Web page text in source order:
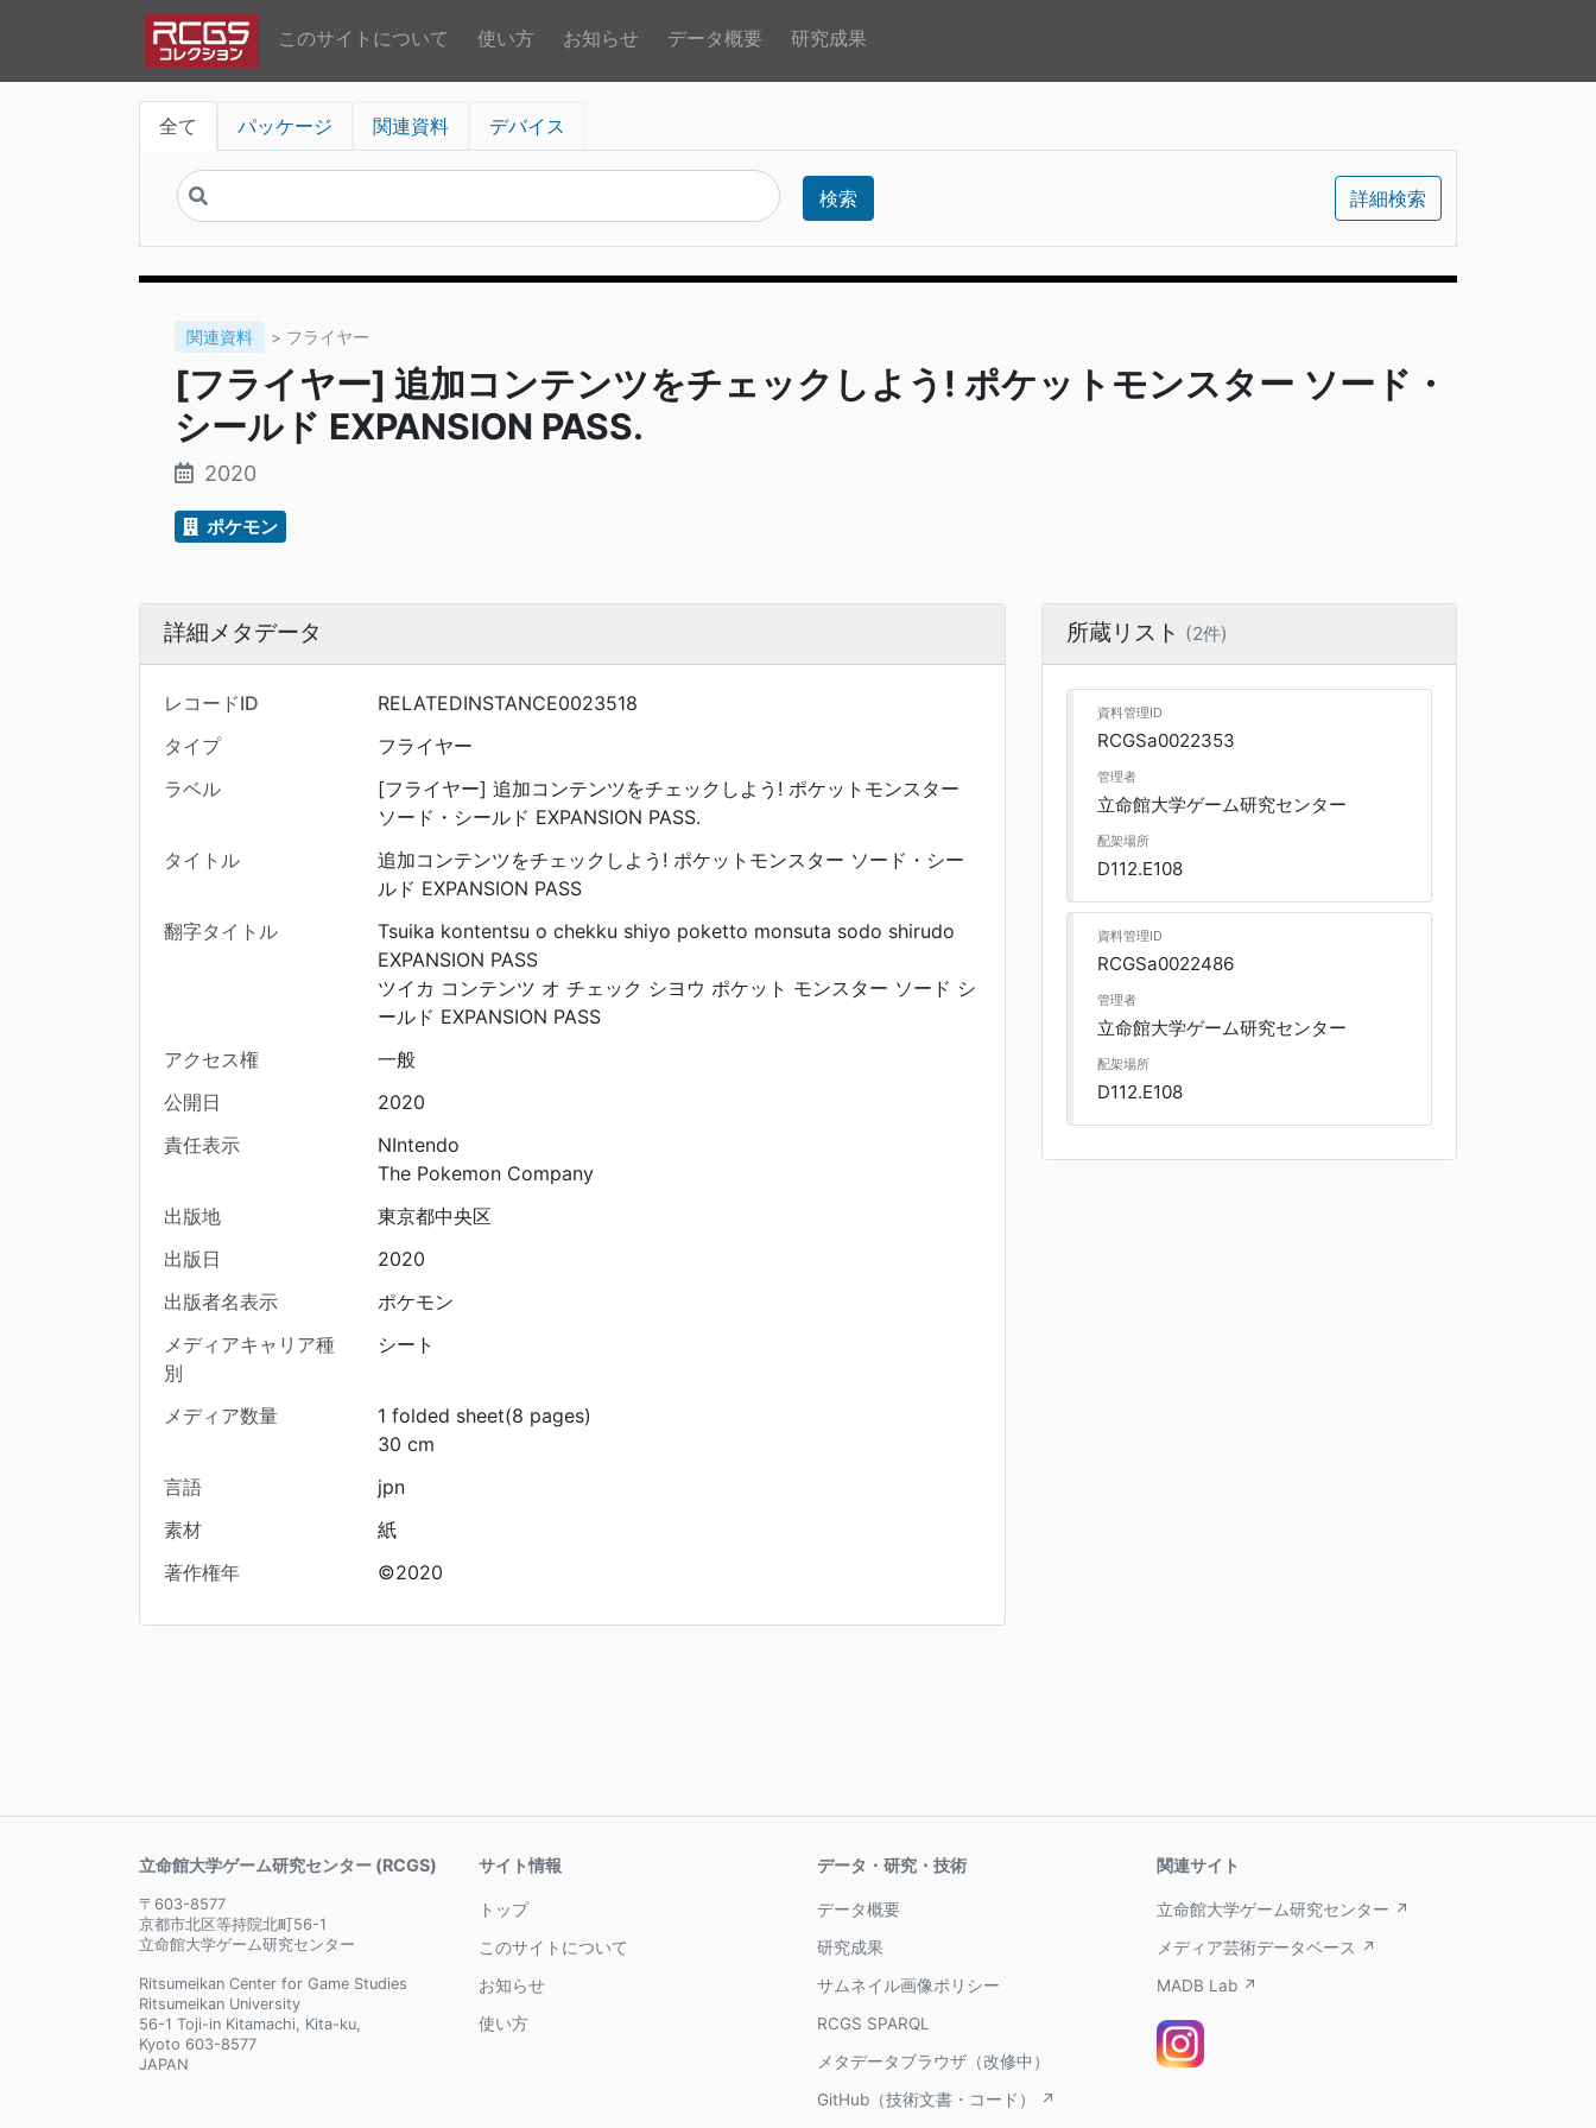
このサイトについて 使い方 お知らせ データ概要 研究成果
全て パッケージ 関連資料 デバイス
検索 詳細検索
関連資料 > フライヤー
[フライヤー] 追加コンテンツをチェックしよう! ポケットモンスター ソード・
シールド EXPANSION PASS.
2020
ポケモン
詳細メタデータ
レコードID
RELATEDINSTANCE0023518
タイプ
フライヤー
ラベル
[フライヤー] 追加コンテンツをチェックしよう! ポケットモンスター
ソード・シールド EXPANSION PASS.
タイトル
追加コンテンツをチェックしよう! ポケットモンスター ソード・シー
ルド EXPANSION PASS
翻字タイトル
Tsuika kontentsu o chekku shiyo poketto monsuta sodo shirudo
EXPANSION PASS
ツイカ コンテンツ オ チェック シヨウ ポケット モンスター ソード シ
ールド EXPANSION PASS
アクセス権
一般
公開日
2020
責任表示
NIntendo
The Pokemon Company
出版地
東京都中央区
出版日
2020
出版者名表示
ポケモン
メディアキャリア種
別
シート
メディア数量
1 folded sheet(8 pages)
30 cm
言語
jpn
素材
紙
著作権年
©2020
所蔵リスト (2件)
資料管理ID
RCGSa0022353
管理者
立命館大学ゲーム研究センター
配架場所
D112.E108
資料管理ID
RCGSa0022486
管理者
立命館大学ゲーム研究センター
配架場所
D112.E108
立命館大学ゲーム研究センター (RCGS)
〒603-8577
京都市北区等持院北町56-1
立命館大学ゲーム研究センター
Ritsumeikan Center for Game Studies
Ritsumeikan University
56-1 Toji-in Kitamachi, Kita-ku,
Kyoto 603-8577
JAPAN
サイト情報
トップ
このサイトについて
お知らせ
使い方
データ・研究・技術
データ概要
研究成果
サムネイル画像ポリシー
RCGS SPARQL
メタデータブラウザ（改修中）
GitHub（技術文書・コード） ↗
関連サイト
立命館大学ゲーム研究センター ↗
メディア芸術データベース ↗
MADB Lab ↗